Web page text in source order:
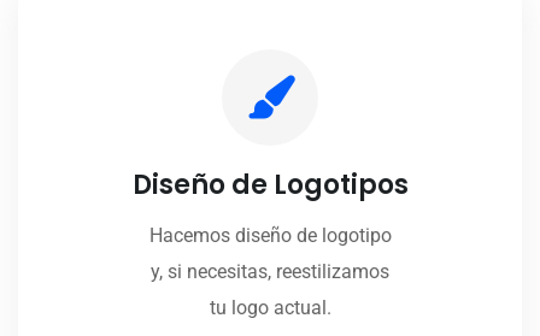
Diseño de Logotipos
Hacemos diseño de logotipo
y, si necesitas, reestilizamos
tu logo actual.